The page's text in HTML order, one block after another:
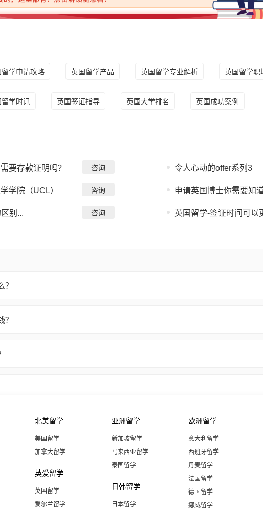
留学申请攻略 英国留学产品 英国留学专业解析 英国留学职
留学时讯 英国签证指导 英国大学排名 英国成功案例
要存款证明吗？ 咨询 令人心动的offer系列3
学院（UCL） 咨询 申请英国博士你需要知
别... 咨询 英国留学-签证时间可以
北美留学
美国留学
加拿大留学
英爱留学
英国留学
爱尔兰留学
亚洲留学
新加坡留学
马来西亚留学
泰国留学
日韩留学
日本留学
欧洲留学
意大利留学
西班牙留学
丹麦留学
法国留学
德国留学
挪威留学